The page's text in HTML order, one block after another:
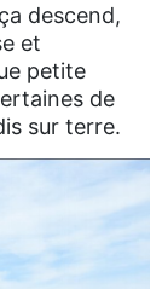
descend,
et
petite
de
sur terre.